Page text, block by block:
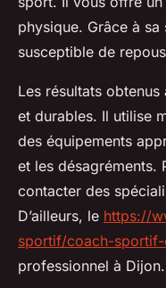
physique. Grâce à
susceptible de
Les résultats
et durables. Il utilise
des équipements
et les désagréments.
contacter des
D’ailleurs, le https://
sportif/coach-
professionnel à Dijon.